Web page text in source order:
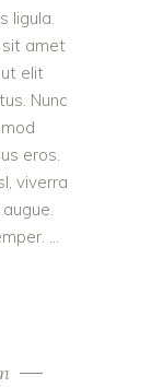
ligula.
amet
elit
Nunc
eros.
viverra